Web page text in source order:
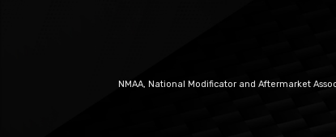
NMAA, National Modificator and Aftermarket